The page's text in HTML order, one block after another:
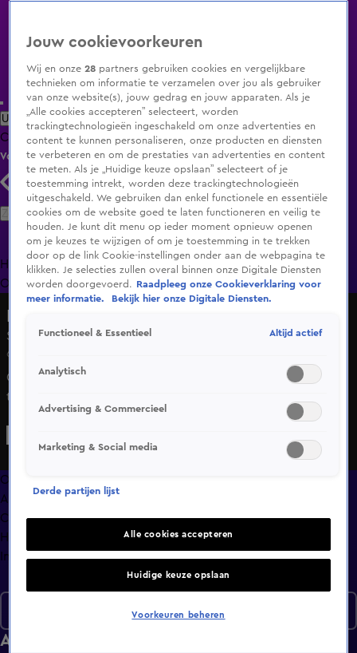
Uitzending Gemist Populaire programma's Zenders Genres
ClipsFilmsRadioSmart TV inlogShop
Volg KIJK
Zoeken
HomeUitzending Gemist Programma's De Bondgenoten
OranjezomerLivestreamsShop
Seizoen 7, aflevering 48
6 nov 2024, 18:55
Cinta en Patrick zouden elkaar nooit op een festival
tegenkomen! En wat Cinta niet zoekt in een man, daar
heeft ze wel een neusje voor. Stefan en Marieke werpen
Maar Stefan moet wel uit zijn schulp gehaald worden, al
vindt hij dat Marieke dat perfect doet!
Overzicht
Afleveringen
Clips
Hoe is het nu met?
Info
Afleveringen
Jouw cookievoorkeuren
Wij en onze28 partners gebruiken cookies en vergelijkbare
technieken om informatie te verzamelen over jou als gebruiker
van onze website(s), jouw gedrag en jouw apparaten. Als je
„Alle cookies accepteren” selecteert, worden
trackingtechnologieën ingeschakeld om onze advertenties en
content te kunnen personaliseren, onze producten en diensten
te verbeteren en om de prestaties van advertenties en content
te meten. Als je „Huidige keuze opslaan” selecteert of je
toestemming intrekt, worden deze trackingtechnologieën
uitgeschakeld. We gebruiken dan enkel functionele en essentiële
cookies om de website goed te laten functioneren en veilig te
houden. Je kunt dit menu op ieder moment opnieuw openen
om je keuzes te wijzigen of om je toestemming in te trekken
door op de link Cookie-instellingen onder aan de webpagina te
klikken. Je selecties zullen overal binnen onze Digitale Diensten
worden doorgevoerd.
Raadpleeg onze Cookieverklaring voor
meer informatie.
Bekijk hier onze Digitale Diensten.
Functioneel & Essentieel Altijd actief
Analytisch
Advertising & Commercieel
Marketing & Social media
Derde partijen lijst
Alle cookies accepteren
Huidige keuze opslaan
Voorkeuren beheren